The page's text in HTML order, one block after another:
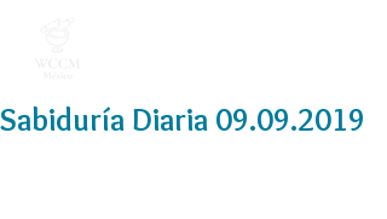
Sabiduría Diaria 09.09.2019